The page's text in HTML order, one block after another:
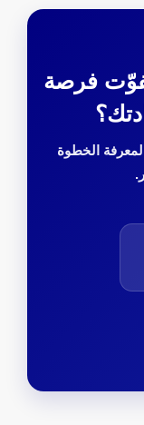
فرصة
لمعرفة الخطوة